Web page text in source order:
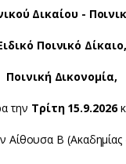
Δικαίου -
Ποινικό Δίκαιο,
Ποινική Δικονομία,
την Τρίτη 15.9.2026
Αίθουσα Β (Ακαδημίας